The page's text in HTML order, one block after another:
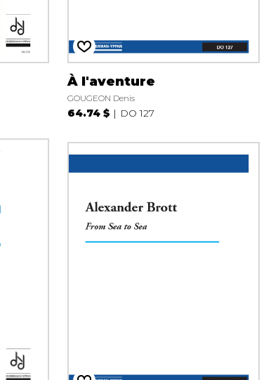
À l'aventure
GOUGEON Denis
64.74 $ DO 127